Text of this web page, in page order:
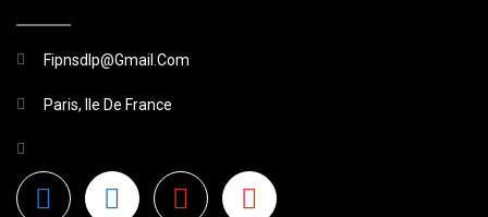
Fipnsdlp@gmail.com
Paris, Ile De France